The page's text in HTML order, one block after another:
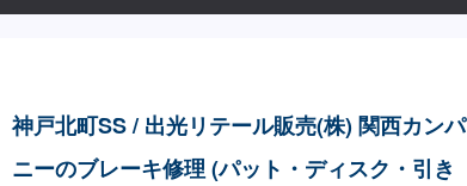
神戸北町SS / 出光リテール販売(株) 関西カンパ
ニーのブレーキ修理 (パット・ディスク・引き